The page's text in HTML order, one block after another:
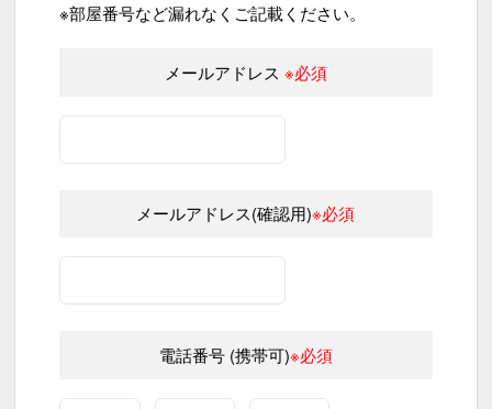
※部屋番号など漏れなくご記載ください。
メールアドレス ※必須
メールアドレス(確認用)※必須
電話番号 (携帯可)※必須